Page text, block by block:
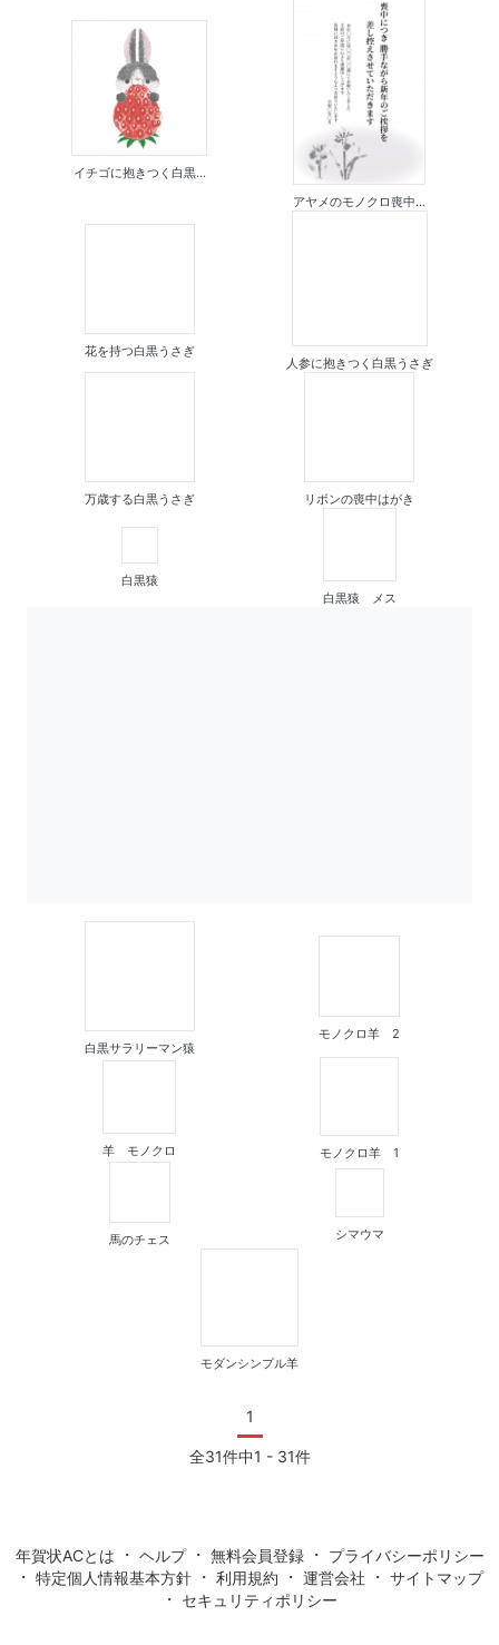
イチゴに抱きつく白黒...
アヤメのモノクロ喪中...
花を持つ白黒うさぎ
人参に抱きつく白黒うさぎ
万歳する白黒うさぎ リボンの喪中はがき
白黒猿
白黒猿 メス
白黒サラリーマン猿
モノクロ羊 2
羊 モノクロ モノクロ羊 1
馬のチェス シマウマ
モダンシンプル羊
1
全31件中1 - 31件
年賀状ACとは ・ ヘルプ・ 無料会員登録・ プライバシーポリシー
・ 特定個人情報基本方針 ・ 利用規約 ・ 運営会社 ・ サイトマップ
・ セキュリティポリシー